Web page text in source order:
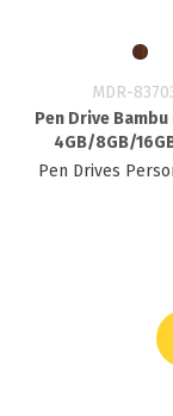
MDR-
Pen Drive
4GB/8GB/
Pen Drives